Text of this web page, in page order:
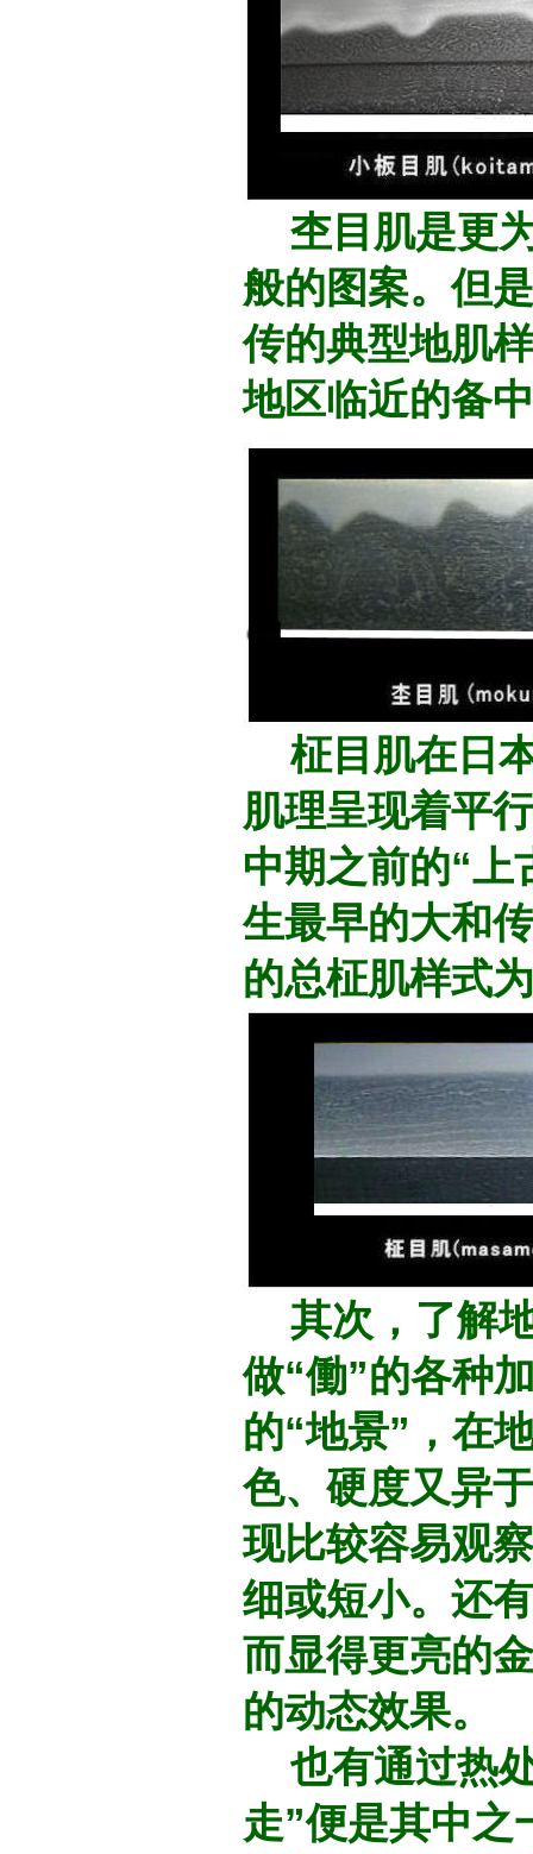
杢目肌是更
般的图案。但
传的典型地肌
地区临近的备
柾目肌在日
肌理呈现着平
中期之前的“上
生最早的大和
的总柾肌样式
其次，了解
做“働”的各种
的“地景”，在
色、硬度又异
现比较容易观
细或短小。还
而显得更亮的
的动态效果。
也有通过热
走”便是其中之